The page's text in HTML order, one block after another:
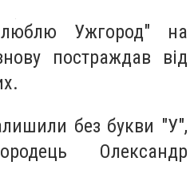
Ужгород" на
постраждав від
без букви "У",
Олександр